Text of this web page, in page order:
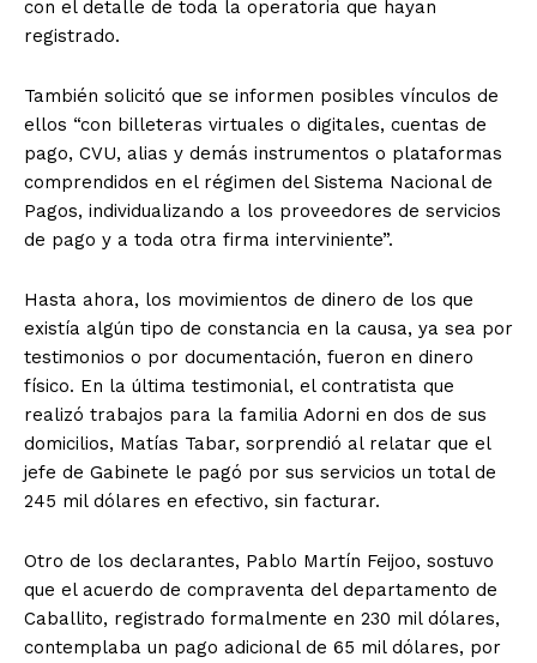
con el detalle de toda la operatoria que hayan
registrado.
También solicitó que se informen posibles vínculos de
ellos “con billeteras virtuales o digitales, cuentas de
pago, CVU, alias y demás instrumentos o plataformas
comprendidos en el régimen del Sistema Nacional de
Pagos, individualizando a los proveedores de servicios
de pago y a toda otra firma interviniente”.
Hasta ahora, los movimientos de dinero de los que
existía algún tipo de constancia en la causa, ya sea por
testimonios o por documentación, fueron en dinero
físico. En la última testimonial, el contratista que
realizó trabajos para la familia Adorni en dos de sus
domicilios, Matías Tabar, sorprendió al relatar que el
jefe de Gabinete le pagó por sus servicios un total de
245 mil dólares en efectivo, sin facturar.
Otro de los declarantes, Pablo Martín Feijoo, sostuvo
que el acuerdo de compraventa del departamento de
Caballito, registrado formalmente en 230 mil dólares,
contemplaba un pago adicional de 65 mil dólares, por